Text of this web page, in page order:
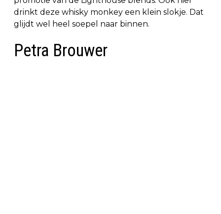
drinkt deze whisky monkey een klein slokje. Dat
glijdt wel heel soepel naar binnen.
Petra Brouwer